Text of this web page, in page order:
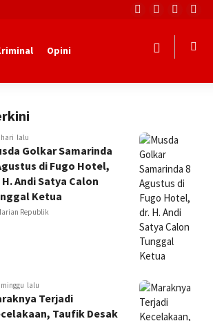
Opini
hari lalu
Golkar Samarinda
di Fugo Hotel,
H. Andi Satya Calon
Ketua
Republik
minggu lalu
Terjadi
Taufik Desak